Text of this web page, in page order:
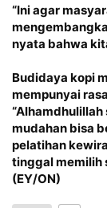
“Ini agar
nyata bahwa
Budidaya kopi
mempunyai
mudahan bisa
pelatihan
tinggal memilih
(EY/ON)